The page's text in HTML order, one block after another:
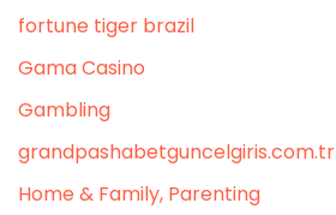
fortune tiger brazil
Gama Casino
Gambling
grandpashabetguncelgiris.com.tr
Home & Family, Parenting